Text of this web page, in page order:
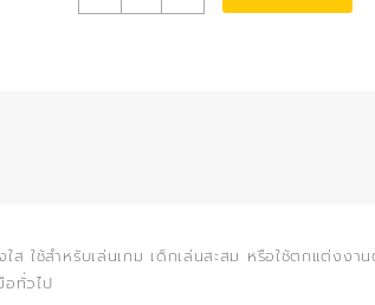
แก้ว
ใช้สำหรับเล่นเกม เด็กเล่นสะสม หรือใช้ตกแต่งงา
อทั่วไป